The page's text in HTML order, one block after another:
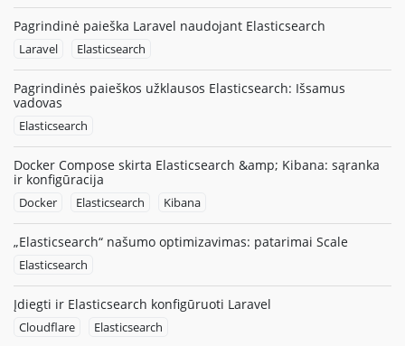
Pagrindinė paieška Laravel naudojant Elasticsearch
Laravel Elasticsearch
Pagrindinės paieškos užklausos Elasticsearch: Išsamus
vadovas
Elasticsearch
Docker Compose skirta Elasticsearch &amp; Kibana: sąranka
ir konfigūracija
Docker Elasticsearch Kibana
„Elasticsearch“ našumo optimizavimas: patarimai Scale
Elasticsearch
Įdiegti ir Elasticsearch konfigūruoti Laravel
Cloudflare Elasticsearch